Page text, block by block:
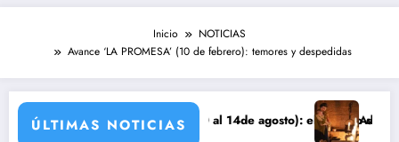
Inicio
NOTICIAS
Avance ‘LA PROMESA’ (10 de febrero): temores y despedidas
ÚLTIMAS NOTICIAS
DE LIBERTAD’ (del 10 al 14de agosto): el secreto de Tasio sale a
Avance VALLE